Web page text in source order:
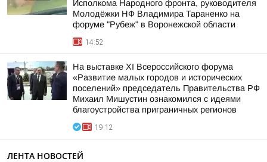
Исполкома Народного фронта, руководителя
Молодёжки НФ Владимира Тараненко на
форуме "Рубеж" в Воронежской области
14:52
На выставке XI Всероссийского форума
«Развитие малых городов и исторических
поселений» председатель Правительства РФ
Михаил Мишустин ознакомился с идеями
благоустройства приграничных регионов
19:12
ЛЕНТА НОВОСТЕЙ